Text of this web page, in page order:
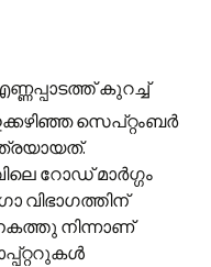
കുറച്ച്
സെപ്റ്റംബര്‍
റോഡ് മാര്‍ഗ്ഗം
വിഭാഗത്തിന്
നിന്നാണ്